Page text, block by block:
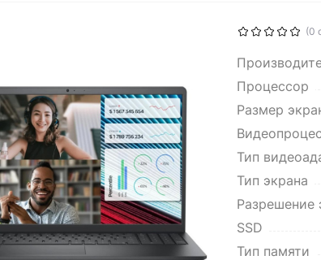
(0
Процессор
Размер
Тип
Тип экрана
Разрешение
SSD
Тип памяти